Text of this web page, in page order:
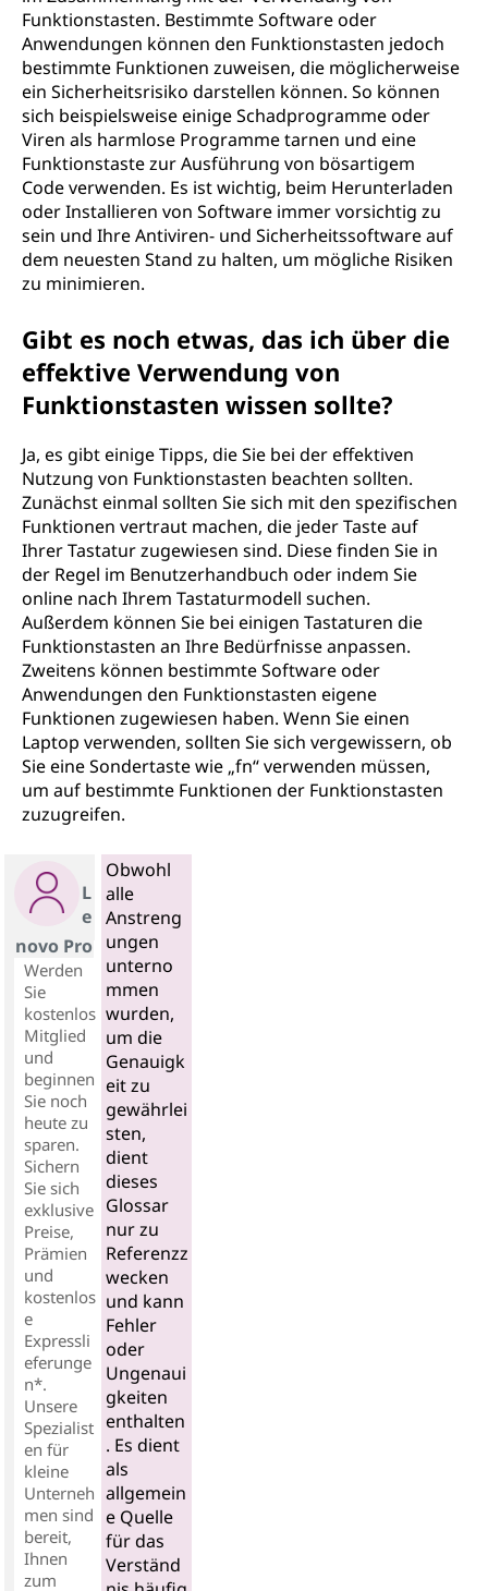
Funktionstasten. Bestimmte Software oder
Anwendungen können den Funktionstasten jedoch
bestimmte Funktionen zuweisen, die möglicherweise
ein Sicherheitsrisiko darstellen können. So können
sich beispielsweise einige Schadprogramme oder
Viren als harmlose Programme tarnen und eine
Funktionstaste zur Ausführung von bösartigem
Code verwenden. Es ist wichtig, beim Herunterladen
oder Installieren von Software immer vorsichtig zu
sein und Ihre Antiviren- und Sicherheitssoftware auf
dem neuesten Stand zu halten, um mögliche Risiken
zu minimieren.
Gibt es noch etwas, das ich über die
effektive Verwendung von
Funktionstasten wissen sollte?
Ja, es gibt einige Tipps, die Sie bei der effektiven
Nutzung von Funktionstasten beachten sollten.
Zunächst einmal sollten Sie sich mit den spezifischen
Funktionen vertraut machen, die jeder Taste auf
Ihrer Tastatur zugewiesen sind. Diese finden Sie in
der Regel im Benutzerhandbuch oder indem Sie
online nach Ihrem Tastaturmodell suchen.
Außerdem können Sie bei einigen Tastaturen die
Funktionstasten an Ihre Bedürfnisse anpassen.
Zweitens können bestimmte Software oder
Anwendungen den Funktionstasten eigene
Funktionen zugewiesen haben. Wenn Sie einen
Laptop verwenden, sollten Sie sich vergewissern, ob
Sie eine Sondertaste wie „fn“ verwenden müssen,
um auf bestimmte Funktionen der Funktionstasten
zuzugreifen.
L
e
novo Pro
Werden
Sie
kostenlos
Mitglied
und
beginnen
Sie noch
heute zu
sparen.
Sichern
Sie sich
exklusive
Preise,
Prämien
und
kostenlos
e
Expressli
eferunge
n*.
Unsere
Spezialist
en für
kleine
Unterneh
men sind
bereit,
Ihnen
zum
Obwohl
alle
Anstreng
ungen
unterno
mmen
wurden,
um die
Genauigk
eit zu
gewährlei
sten,
dient
dieses
Glossar
nur zu
Referenzz
wecken
und kann
Fehler
oder
Ungenaui
gkeiten
enthalten
. Es dient
als
allgemein
e Quelle
für das
Verständ